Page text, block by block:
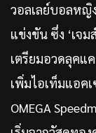
วอลเลย์บอลหญิ
แข่งขัน ซึ่ง ‘เจม
เตรียมอวดลุคแ
เพิ่มไอเท็มแอค
OMEGA